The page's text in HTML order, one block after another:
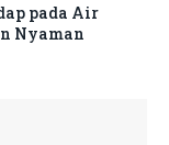
pada Air
Nyaman